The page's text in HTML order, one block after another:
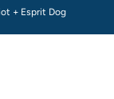
+ Esprit Dog